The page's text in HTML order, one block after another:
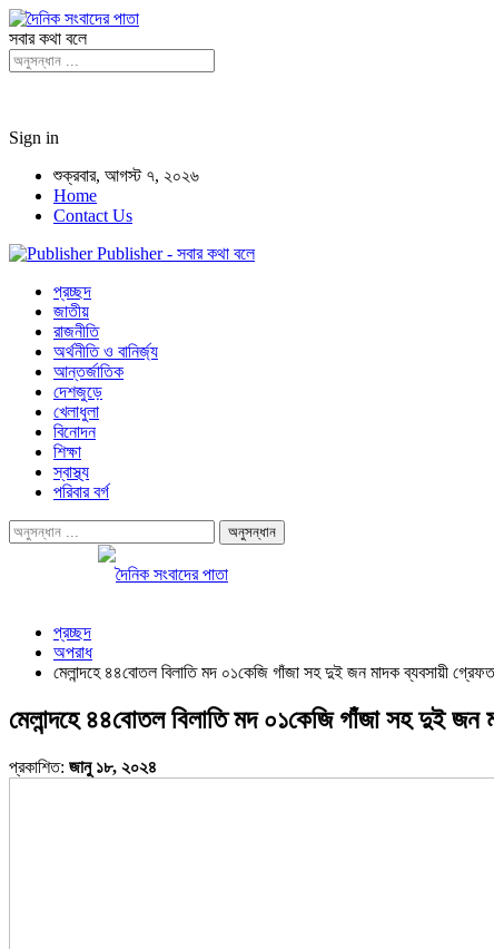
সবার কথা বলে
Sign in
শুক্রবার, আগস্ট ৭, ২০২৬
Home
Contact Us
Publisher - সবার কথা বলে
প্রচ্ছদ
জাতীয়
রাজনীতি
অর্থনীতি ও বানির্জ্য
আন্তর্জাতিক
দেশজুড়ে
খেলাধুলা
বিনোদন
শিক্ষা
স্বাস্থ্য
পরিবার বর্গ
প্রচ্ছদ
অপরাধ
মেলান্দহে ৪৪বোতল বিলাতি মদ ০১কেজি গাঁজা সহ দুই জন মাদক ব্যবসায়ী
মেলান্দহে ৪৪বোতল বিলাতি মদ ০১কেজি গাঁজা সহ দুই জন
প্রকাশিত: জানু ১৮, ২০২৪